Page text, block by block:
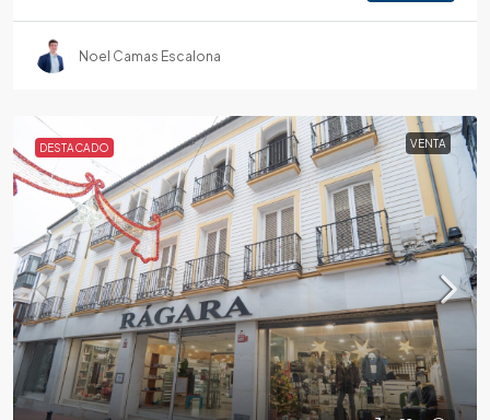
Noel Camas Escalona
DESTACADO VENTA